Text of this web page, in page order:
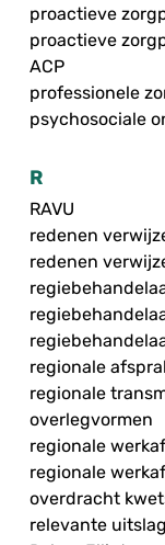
proactieve
proactieve
ACP
professionele
psychosociale
R
RAVU
redenen
redenen
regionale
regionale
overlegvormen
regionale
regionale
overdracht
relevante